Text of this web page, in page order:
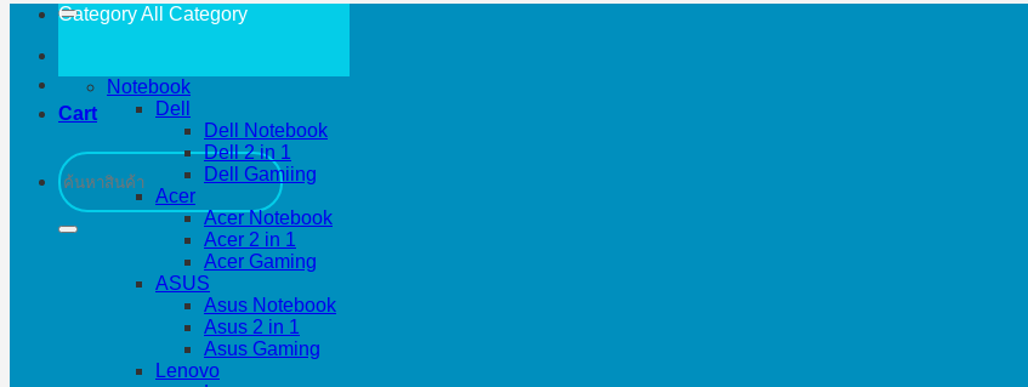
Cart
Search
for:
Category All Category
Notebook
Dell
Dell Notebook
Dell 2 in 1
Dell Gamiing
Acer
Acer Notebook
Acer 2 in 1
Acer Gaming
ASUS
Asus Notebook
Asus 2 in 1
Asus Gaming
Lenovo